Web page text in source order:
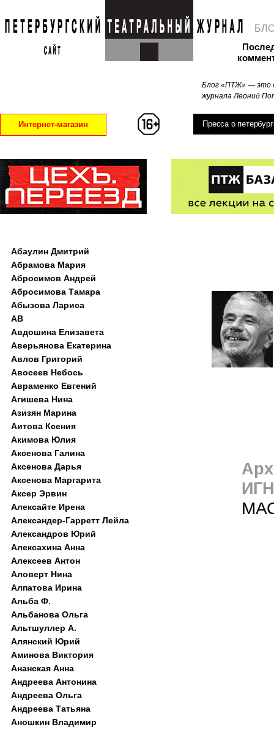
Блог «ПТЖ» — это
журнала Леонид
Интернет-магазин Пресса о
Абаулин Дмитрий
Абрамова Мария
Абросимов Андрей
Абросимова Тамара
Абызова Лариса
АВ
Авдошина Елизавета
Аверьянова Екатерина
Авлов Григорий
Авосеев Небось
Авраменко Евгений
Агишева Нина
Азизян Марина
Аитова Ксения
Акимова Юлия
Аксенова Галина
Аксенова Дарья
Аксенова Маргарита
Аксер Эрвин
Алексайте Ирена
Александер-Гарретт Лейла
Александров Юрий
Алексахина Анна
Алексеев Антон
Аловерт Нина
Алпатова Ирина
Альба Ф.
Альбанова Ольга
Альтшуллер А.
Алянский Юрий
Аминова Виктория
Ананская Анна
Андреева Антонина
Андреева Ольга
Андреева Татьяна
Аношкин Владимир